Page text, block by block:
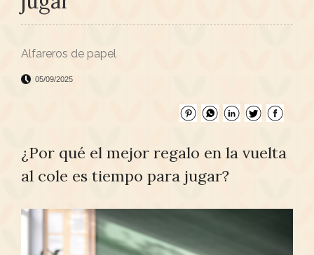
Alfareros de papel
05/09/2025
¿Por qué el mejor regalo en la vuelta
al cole es tiempo para jugar?